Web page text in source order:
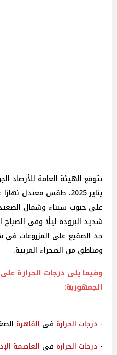
يناير 2025، طقس معتدل
على جنوب سيناء وشمال
شديد البرودة ليلًا وفي الصباح
حد الصقيع على المزروعات
ومناطق من الصحراء الغربية.
وفيما يلى درجات الحرارة
الجمهورية:
- درجات الحرارة فى القاهرة الصغرى 10
- درجات الحرارة فى العاصمة